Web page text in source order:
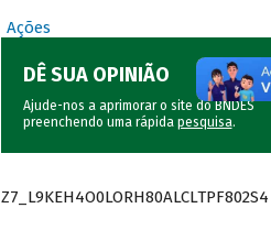
Ações
DÊ SUA OPINIÃO
Ajude-nos a aprimorar o site do BNDES
preenchendo uma rápida pesquisa.
Z7_L9KEH4O0LORH80ALCLTPF802S4